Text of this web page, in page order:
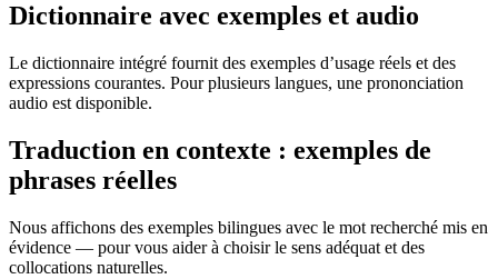
Dictionnaire avec exemples et audio
Le dictionnaire intégré fournit des exemples d’usage réels et des
expressions courantes. Pour plusieurs langues, une prononciation
audio est disponible.
Traduction en contexte : exemples de
phrases réelles
Nous affichons des exemples bilingues avec le mot recherché mis en
évidence — pour vous aider à choisir le sens adéquat et des
collocations naturelles.